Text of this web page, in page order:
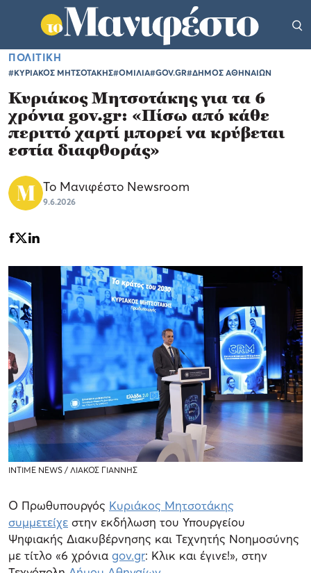
ΠΟΛΙΤΙΚΗ
#ΚΥΡΙΑΚΟΣ ΜΗΤΣΟΤΑΚΗΣ#ΟΜΙΛΙΑ#GOV.GR#ΔΗΜΟΣ ΑΘΗΝΑΙΩΝ
Κυριάκος Μητσοτάκης για τα 6
χρόνια gov.gr: «Πίσω από κάθε
περιττό χαρτί μπορεί να κρύβεται
εστία διαφθοράς»
Το Μανιφέστο Newsroom
9.6.2026
INTIME NEWS / ΛΙΑΚΟΣ ΓΙΑΝΝΗΣ
Ο Πρωθυπουργός Κυριάκος Μητσοτάκης
συμμετείχε στην εκδήλωση του Υπουργείου
Ψηφιακής Διακυβέρνησης και Τεχνητής Νοημοσύνης
με τίτλο «6 χρόνια gov.gr: Κλικ και έγινε!», στην